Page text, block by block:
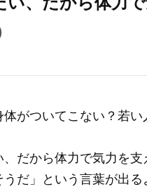
がついてこない？若い
、だから体力で気力を
だ」という言葉が出